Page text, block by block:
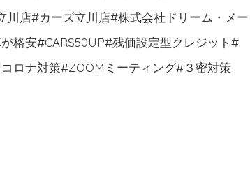
川店#カーズ立川店#株式会社ドリーム・メー
格安#CARS50UP#残価設定型クレジット#
ロナ対策#ZOOMミーティング#３密対策